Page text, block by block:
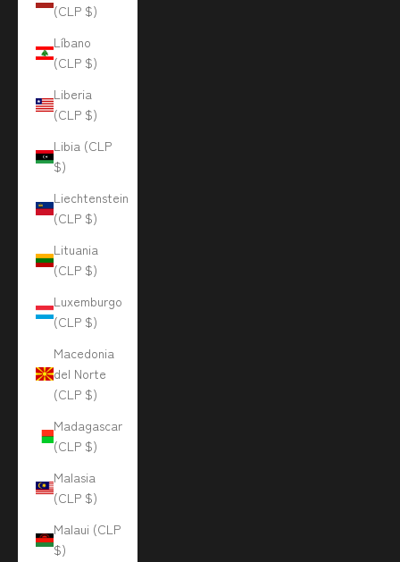
(CLP $)
Líbano
(CLP $)
Liberia
(CLP $)
Libia (CLP
$)
Liechtenstein
(CLP $)
Lituania
(CLP $)
Luxemburgo
(CLP $)
Macedonia
del Norte
(CLP $)
Madagascar
(CLP $)
Malasia
(CLP $)
Malaui (CLP
$)